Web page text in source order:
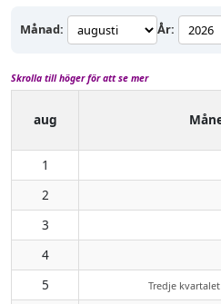
Månad: År:
Skrolla till höger för att se mer
aug
1
2
3
4
5
Tredje